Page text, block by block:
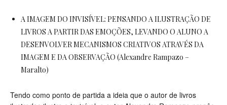
A IMAGEM DO INVISÍVEL: PENSANDO A ILUSTRAÇÃO DE
LIVROS A PARTIR DAS EMOÇÕES, LEVANDO O ALUNO A
DESENVOLVER MECANISMOS CRIATIVOS ATRAVÉS DA
IMAGEM E DA OBSERVAÇÃO (Alexandre Rampazo –
Maralto)
Tendo como ponto de partida a ideia que o autor de livros